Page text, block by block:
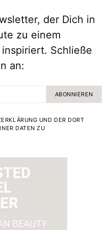
der Dich in
zu einem
Schließe
an:
ABONNIEREN
UND DER DORT
DATEN ZU